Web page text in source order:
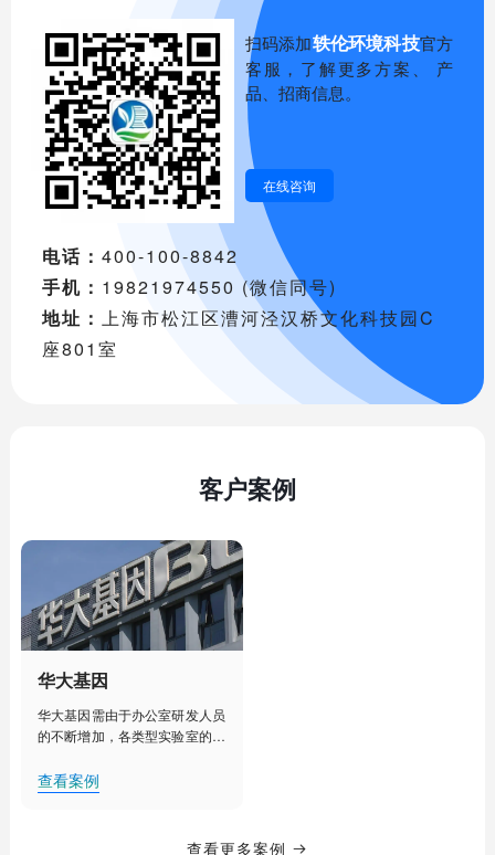
扫码添加轶伦环境科技官方
客服，了解更多方案、 产
品、招商信息。
在线咨询
电话： 400-100-8842
手机： 19821974550 (微信同号)
地址：
上海市松江区漕河泾汉桥文化科技园C
座801室
客户案例
华大基因
华大基因需由于办公室研发人员
的不断增加，各类型实验室的建
其对办公室、实验室、实验室设
备更加细致化管理的需求。需要
化、智能化管理，提升办公效
查看案例
查看更多案例 